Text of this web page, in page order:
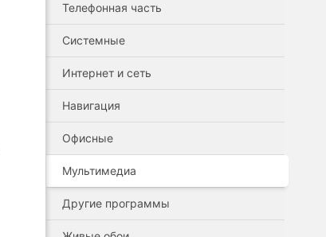
Телефонная часть
Системные
Интернет и сеть
Навигация
Офисные
Мультимедиа
Другие программы